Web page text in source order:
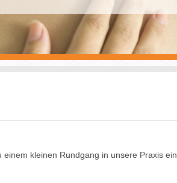
kleinen Rundgang in unsere Praxis ein.